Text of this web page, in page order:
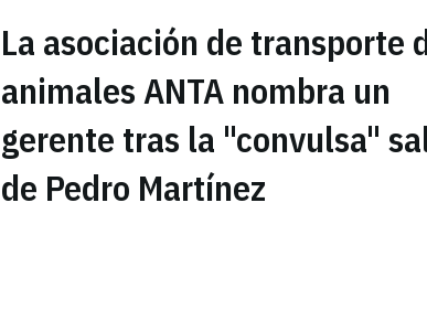
La asociación de transporte
animales ANTA nombra un
gerente tras la "convulsa"
de Pedro Martínez